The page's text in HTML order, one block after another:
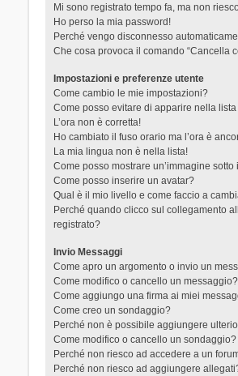
Mi sono registrato tempo fa, ma non
Ho perso la mia password!
Perché vengo disconnesso
Che cosa provoca il comando “Cancella
Impostazioni e preferenze utente
Come cambio le mie impostazioni?
Come posso evitare di apparire nella
L’ora non è corretta!
Ho cambiato il fuso orario ma l’ora è
La mia lingua non è nella lista!
Come posso mostrare un’immagine
Come posso inserire un avatar?
Qual è il mio livello e come faccio a
Perché quando clicco sul collegamento
registrato?
Invio Messaggi
Come apro un argomento o invio un
Come modifico o cancello un messaggio?
Come aggiungo una firma ai miei
Come creo un sondaggio?
Perché non è possibile aggiungere
Come modifico o cancello un sondaggio?
Perché non riesco ad accedere a un
Perché non riesco ad aggiungere